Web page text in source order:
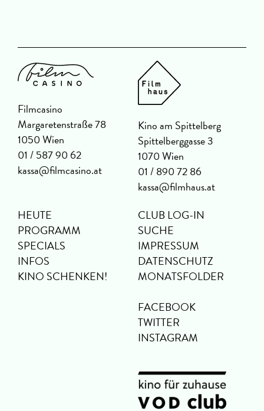
Filmcasino
Margaretenstraße 78
1050 Wien
01 / 587 90 62
kassa@filmcasino.at
Kino am Spittelberg
Spittelberggasse 3
1070 Wien
01 / 890 72 86
kassa@filmhaus.at
HEUTE
PROGRAMM
SPECIALS
INFOS
KINO SCHENKEN!
CLUB LOG-IN
SUCHE
IMPRESSUM
DATENSCHUTZ
MONATSFOLDER
FACEBOOK
TWITTER
INSTAGRAM